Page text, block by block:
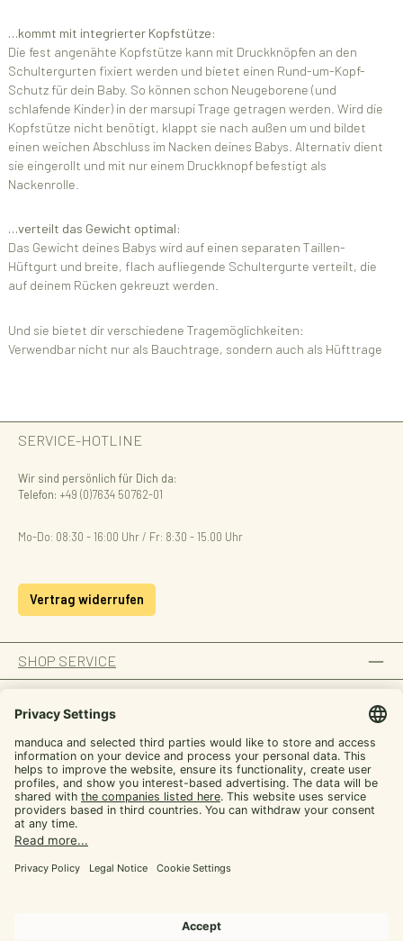
…kommt mit integrierter Kopfstütze:
Die fest angenähte Kopfstütze kann mit Druckknöpfen an den
Schultergurten fixiert werden und bietet einen Rund-um-Kopf-
Schutz für dein Baby. So können schon Neugeborene (und
schlafende Kinder) in der marsupi Trage getragen werden. Wird die
Kopfstütze nicht benötigt, klappt sie nach außen um und bildet
einen weichen Abschluss im Nacken deines Babys. Alternativ dient
sie eingerollt und mit nur einem Druckknopf befestigt als
Nackenrolle.
…verteilt das Gewicht optimal:
Das Gewicht deines Babys wird auf einen separaten Taillen-
Hüftgurt und breite, flach aufliegende Schultergurte verteilt, die
auf deinem Rücken gekreuzt werden.
Und sie bietet dir verschiedene Tragemöglichkeiten:
Verwendbar nicht nur als Bauchtrage, sondern auch als Hüfttrage
SERVICE-HOTLINE
Wir sind persönlich für Dich da:
Telefon: +49 (0)7634 50762-01
Mo-Do: 08:30 - 16:00 Uhr / Fr: 8:30 - 15.00 Uhr
Vertrag widerrufen
SHOP SERVICE
ZAHLUNGSARTEN
SICHER EINKAUFEN
UNSERE COMMUNITIES